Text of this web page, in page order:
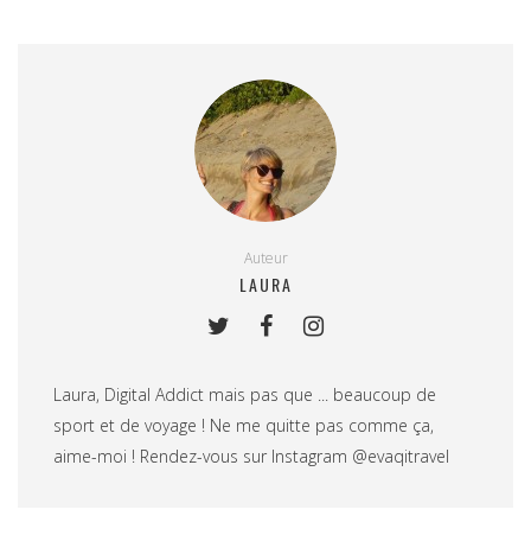
Auteur
LAURA
Laura, Digital Addict mais pas que ... beaucoup de
sport et de voyage ! Ne me quitte pas comme ça,
aime-moi ! Rendez-vous sur Instagram @evaqitravel